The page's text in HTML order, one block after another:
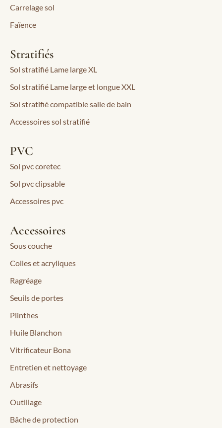
Carrelage sol
Faïence
Stratifiés
Sol stratifié Lame large XL
Sol stratifié Lame large et longue XXL
Sol stratifié compatible salle de bain
Accessoires sol stratifié
PVC
Sol pvc coretec
Sol pvc clipsable
Accessoires pvc
Accessoires
Sous couche
Colles et acryliques
Ragréage
Seuils de portes
Plinthes
Huile Blanchon
Vitrificateur Bona
Entretien et nettoyage
Abrasifs
Outillage
Bâche de protection